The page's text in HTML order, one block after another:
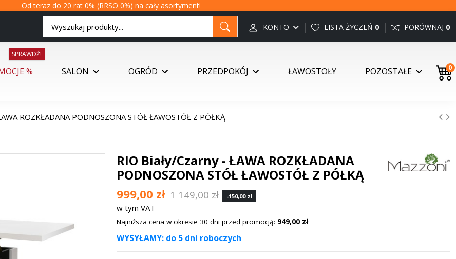
Od teraz do 20 rat 0% (RRSO 0%) na cały asortyment!
KONTO LISTA ŻYCZEŃ 0 PORÓWNAJ 0
%
SPRAWDŹ!
SALON OGRÓD PRZEDPOKÓJ ŁAWOSTOŁY POZOSTAŁE 0
ROZKŁADANA PODNOSZONA STÓŁ ŁAWOSTÓŁ Z PÓŁKĄ
RIO Biały/Czarny - ŁAWA ROZKŁADANA
PODNOSZONA STÓŁ ŁAWOSTÓŁ Z PÓŁKĄ
999,00 zł 1 149,00 zł -150,00 zł
w tym VAT
Najniższa cena w okresie 30 dni przed promocją: 949,00 zł
WYSYŁAMY: do 5 dni roboczych